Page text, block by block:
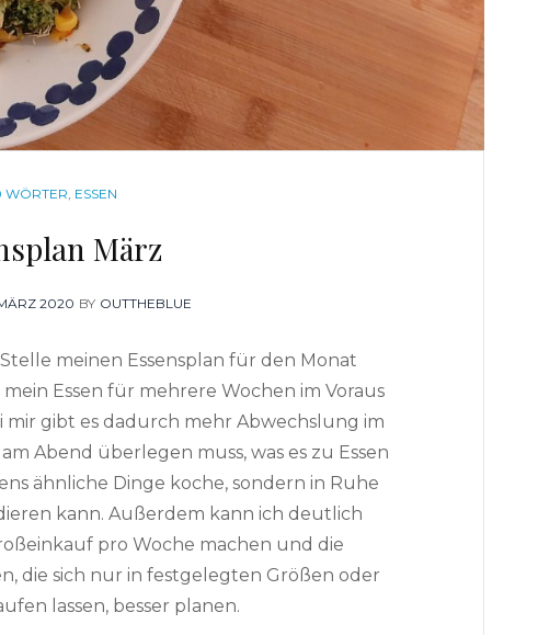
ESSEN
März
2020 BY OUTTHEBLUE
meinen Essensplan für den Monat
Essen für mehrere Wochen im Voraus
mir gibt es dadurch mehr Abwechslung im
Abend überlegen muss, was es zu Essen
ähnliche Dinge koche, sondern in Ruhe
kann. Außerdem kann ich deutlich
pro Woche machen und die
die sich nur in festgelegten Größen oder
lassen, besser planen.